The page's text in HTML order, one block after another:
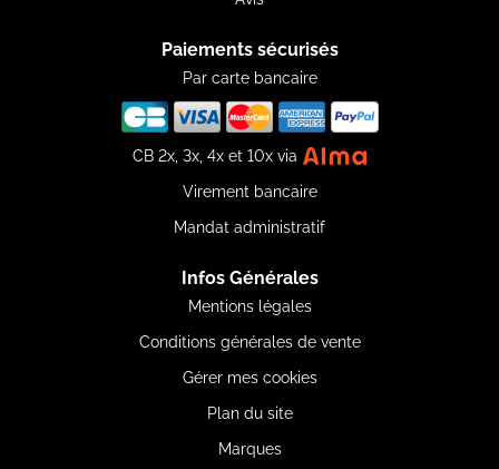
Paiements sécurisés
Par carte bancaire
CB 2x, 3x, 4x et 10x via
Virement bancaire
Mandat administratif
Infos Générales
Mentions légales
Conditions générales de vente
Gérer mes cookies
Plan du site
Marques